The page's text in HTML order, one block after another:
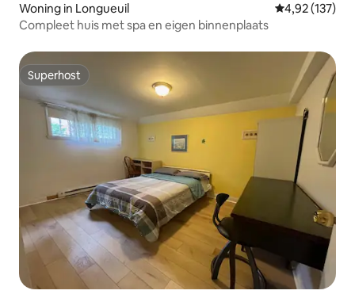
Woning in Longueuil Gemiddelde
4,92 (137)
Compleet huis met spa en eigen binnenplaats
Superhost
Superhost